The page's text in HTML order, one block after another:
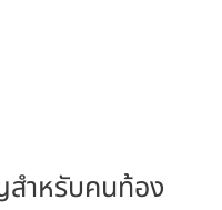
สำหรับคนท้อง